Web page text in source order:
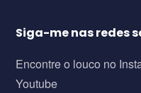
Siga-me nas redes
Encontre o louco no
Youtube